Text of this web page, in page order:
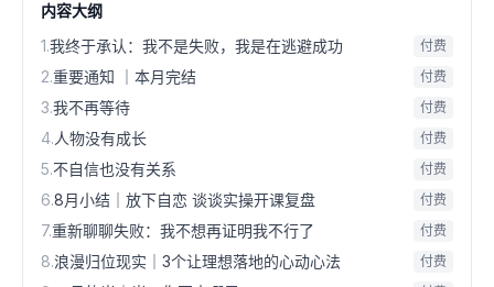
内容大纲
1.我终于承认：我不是失败，我是在逃避成功 付费
2.重要通知 ｜本月完结 付费
3.我不再等待 付费
4.人物没有成长 付费
5.不自信也没有关系 付费
6.8月小结｜放下自恋 谈谈实操开课复盘 付费
7.重新聊聊失败：我不想再证明我不行了 付费
8.浪漫归位现实｜3个让理想落地的心动心法 付费